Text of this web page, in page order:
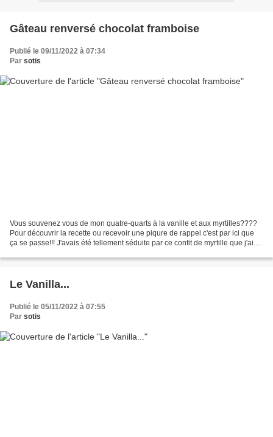
Gâteau renversé chocolat framboise
Publié le 09/11/2022 à 07:34
Par sotis
Vous souvenez vous de mon quatre-quarts à la vanille et aux myrtilles????
Pour découvrir la recette ou recevoir une piqure de rappel c'est par ici que
ça se passe!!! J'avais été tellement séduite par ce confit de myrtille que j'ai
Le Vanilla...
Publié le 05/11/2022 à 07:55
Par sotis